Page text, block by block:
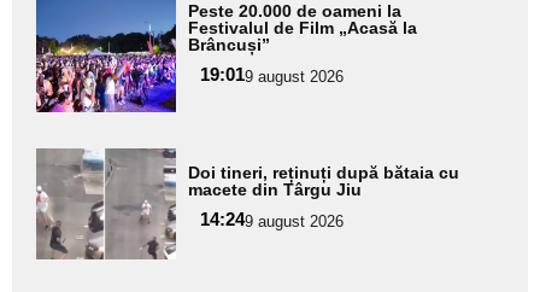
aici textul
pentru
subtitlu
Peste 20.000 de oameni la
Festivalul de Film „Acasă la
Brâncuși”
19:019 august 2026
Adaugă
aici textul
pentru
subtitlu
Doi tineri, reținuți după bătaia cu
macete din Târgu Jiu
14:249 august 2026